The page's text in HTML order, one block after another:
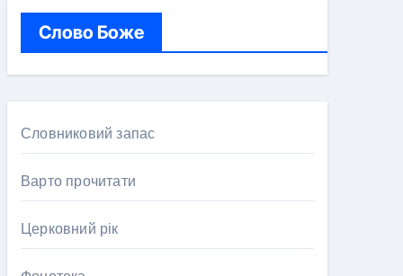
Слово Боже
Словниковий запас
Варто прочитати
Церковний рік